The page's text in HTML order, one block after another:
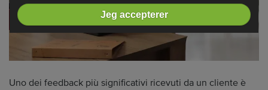
Uno dei feedback più significativi ricevuti da un cliente è
Jeg accepterer